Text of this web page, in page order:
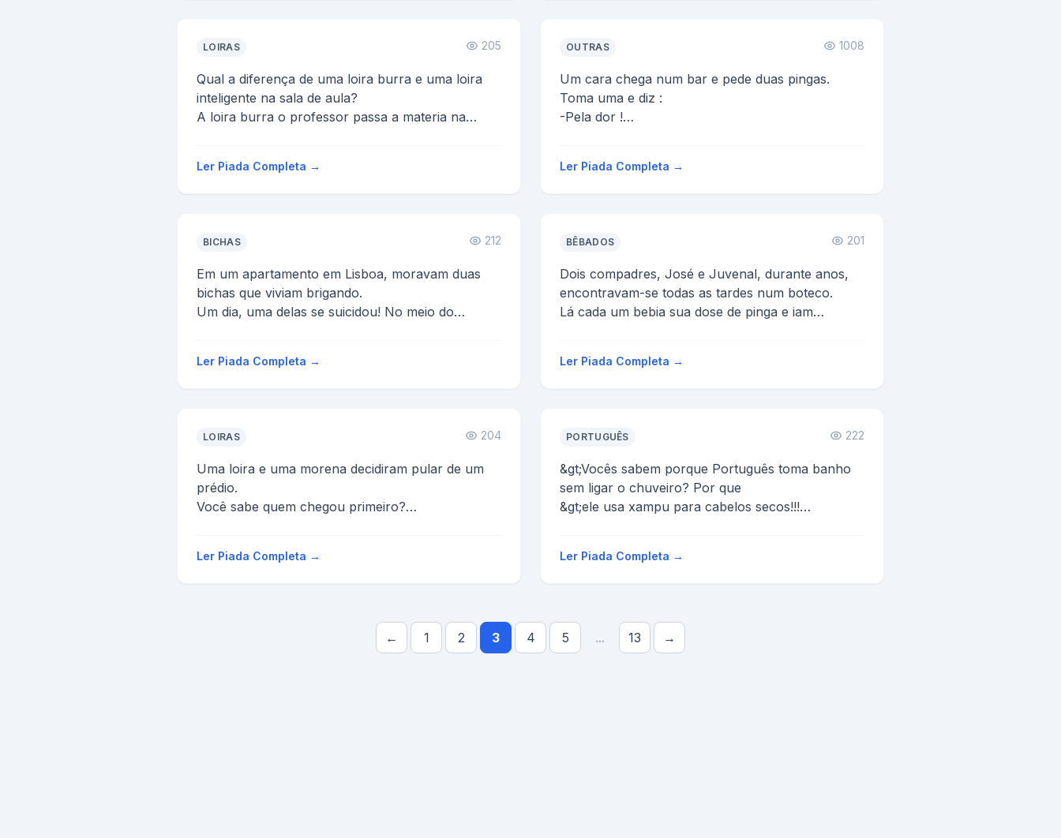
LOIRAS 205
Qual a diferença de uma loira burra e uma loira
inteligente na sala de aula?
A loira burra o professor passa a materia na
Ler Piada Completa →
OUTRAS 1008
Um cara chega num bar e pede duas pingas.
Toma uma e diz :
-Pela dor !
O cara repete o r...
Ler Piada Completa →
BICHAS 212
Em um apartamento em Lisboa, moravam duas
bichas que viviam brigando.
Um dia, uma delas se suicidou! No meio do
Ler Piada Completa →
BÊBADOS 201
Dois compadres, José e Juvenal, durante anos,
encontravam-se todas as tardes num boteco.
Lá cada um bebia sua dose de pinga e iam
Ler Piada Completa →
LOIRAS 204
Uma loira e uma morena decidiram pular de um
prédio.
Você sabe quem chegou primeiro?
Ler Piada Completa →
PORTUGUÊS 222
&gt;Vocês sabem porque Português toma banho
sem ligar o chuveiro? Por que
&gt;ele usa xampu para cabelos secos!!!
Ler Piada Completa →
← 1 2 3 4 5 ... 13 →